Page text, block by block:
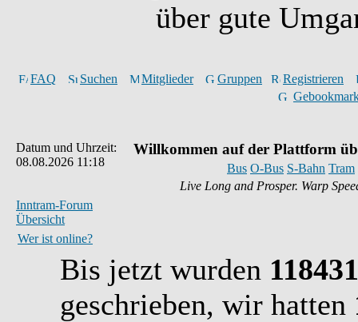
über gute
FAQ Suchen Mitglieder Gruppen
Registrieren
Datum und Uhrzeit:
08.08.2026 11:18
Inntram-Forum
Übersicht
Willkommen auf der Plattform
Bus O-Bus S-Bahn Tram
Live Long and Prosper. Warp
Wer ist online?
Bis jetzt wurden 118431
geschrieben, wir hatten